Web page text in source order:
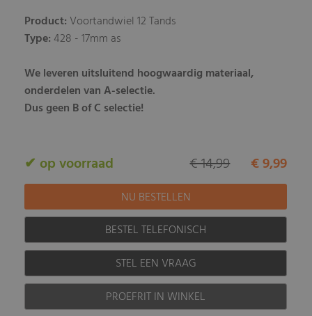
Product: Voortandwiel 12 Tands
Type: 428 - 17mm as
We leveren uitsluitend hoogwaardig materiaal,
onderdelen van A-selectie.
Dus geen B of C selectie!
✔ op voorraad € 9,99
€ 14,99
BESTEL TELEFONISCH
STEL EEN VRAAG
PROEFRIT IN WINKEL